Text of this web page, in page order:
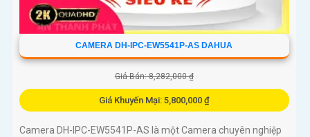
CAMERA DH-IPC-EW5541P-AS DAHUA
Giá Bán: 8,282,000 ₫
Giá Khuyến Mại: 5,800,000 ₫
Camera DH-IPC-EW5541P-AS là một Camera chuyên nghiệp